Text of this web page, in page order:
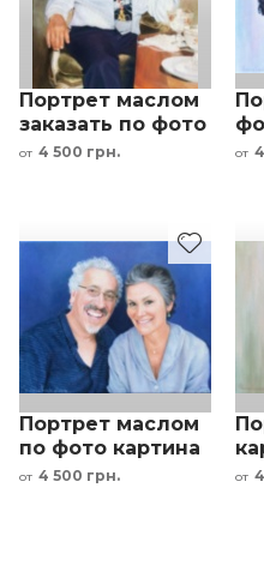
Портрет маслом
заказать по фото
мужчина с
от 4 500 грн. от
Портрет маслом
по фото картина
пара семья под
от 4 500 грн. от